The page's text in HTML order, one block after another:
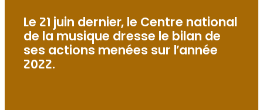
Le 21 juin dernier, le Centre national
de la musique dresse le bilan de
ses actions menées sur l’année
2022.